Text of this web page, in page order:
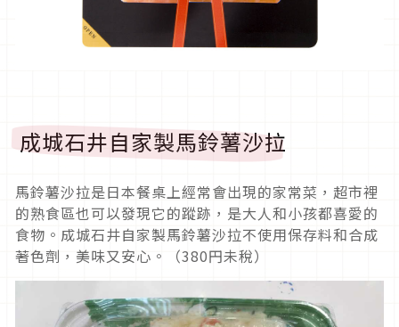
成城石井自家製馬鈴薯沙拉
馬鈴薯沙拉是日本餐桌上經常會出現的家常菜，超市裡
的熟食區也可以發現它的蹤跡，是大人和小孩都喜愛的
食物。成城石井自家製馬鈴薯沙拉不使用保存料和合成
著色劑，美味又安心。（380円未稅）